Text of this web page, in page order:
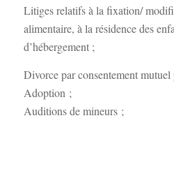
Litiges relatifs à la fixation/
alimentaire, à la résidence des
d’hébergement ;
Divorce par consentement mutuel
Adoption ;
Auditions de mineurs ;